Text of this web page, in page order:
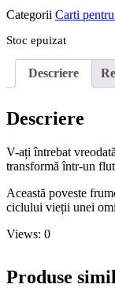
Categorii Carti
Stoc epuizat
Descriere
Descriere
V-ați întrebat
transformă într-un
Această poveste
ciclului vieții unei
Views: 0
Produse